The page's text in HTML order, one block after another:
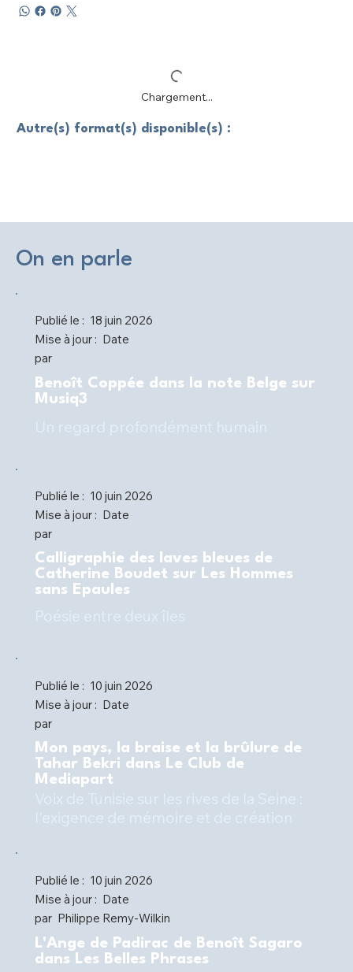
Autre(s) format(s) disponible(s) :
Chargement...
On en parle
Publié le : 18 juin 2026
Mise à jour : Date
par
Benoît Coppée dans la note Belge sur
Musiq3
Publié le : 10 juin 2026
Mise à jour : Date
par
Calligraphie des laves bleues de
Catherine Boudet sur Les Hommes
sans Epaules
Publié le : 10 juin 2026
Mise à jour : Date
par
Mon pays, la braise et la brûlure de
Tahar Bekri dans Le Club de
Mediapart
Publié le : 10 juin 2026
Mise à jour : Date
par Philippe Remy-Wilkin
L'Ange de Padirac de Benoît Sagaro
dans Les Belles Phrases